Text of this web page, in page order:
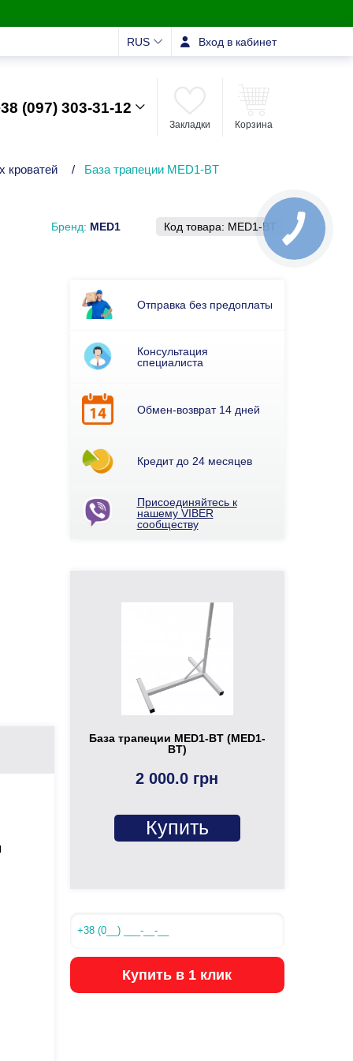
RUS Вход в кабинет
(097) 303-31-12
Закладки Корзина
кроватей / База трапеции MED1-BT
Бренд: MED1 Код товара: MED1-BT
Отправка без предоплаты
Консультация
специалиста
Обмен-возврат 14 дней
Кредит до 24 месяцев
Присоединяйтесь к
нашему VIBER
сообществу
База трапеции MED1-BT (MED1-
BT)
2 000.0 грн
Купить
Купить в 1 клик